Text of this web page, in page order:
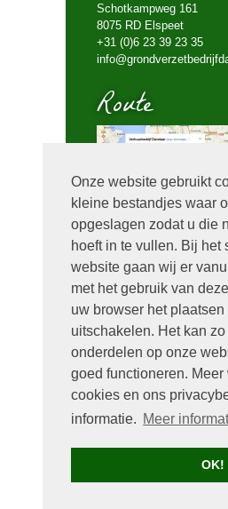
Onze website gebruikt
kleine bestandjes waar
opgeslagen zodat u die
hoeft in te vullen. Bij het
website gaan wij er
met het gebruik van
uw browser het
uitschakelen. Het kan
onderdelen op onze
goed functioneren.
cookies en ons
informatie. Meer
OK!
Schotkampweg 161
8075 RD Elspeet
+31 (0)6 23 39 23 35
Route
Bel mij
Handige